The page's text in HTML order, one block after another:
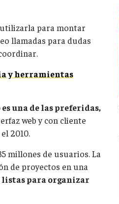
para montar
llamadas para dudas
y herramientas
una de las preferidas,
web y con cliente
2010.
millones de usuarios. La
de proyectos en una
listas para organizar